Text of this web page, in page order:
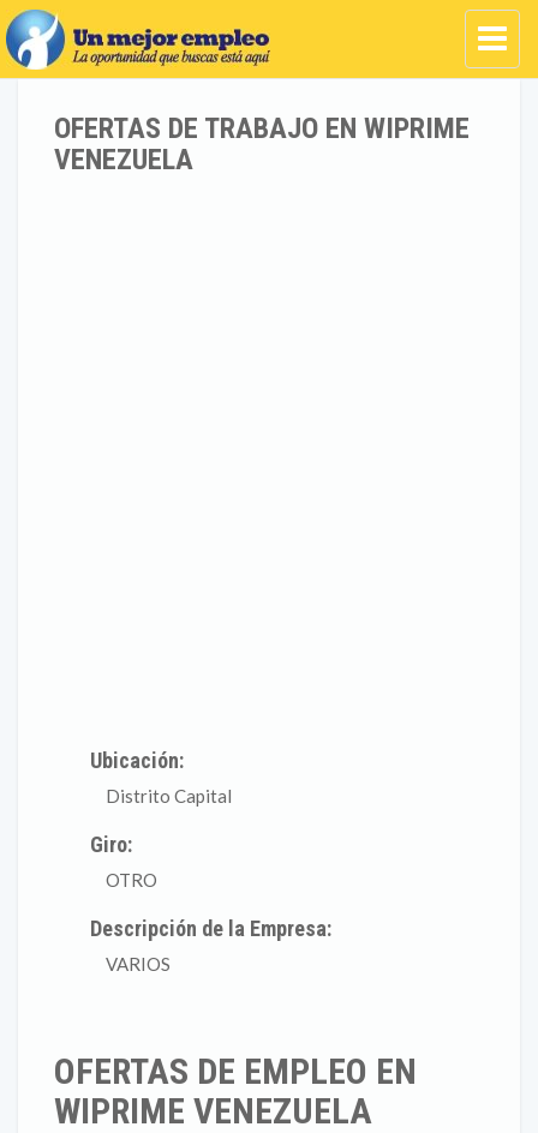
OFERTAS DE TRABAJO EN WIPRIME
VENEZUELA
Ubicación:
Distrito Capital
Giro:
OTRO
Descripción de la Empresa:
VARIOS
OFERTAS DE EMPLEO EN
WIPRIME VENEZUELA